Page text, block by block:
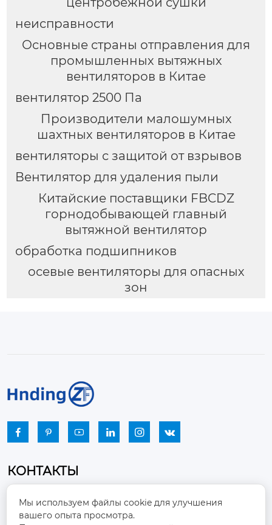
неисправности
Основные страны отправления для
промышленных вытяжных
вентиляторов в Китае
вентилятор 2500 Па
Производители малошумных
шахтных вентиляторов в Китае
вентиляторы с защитой от взрывов
Вентилятор для удаления пыли
Китайские поставщики FBCDZ
горнодобывающей главный
вытяжной вентилятор
обработка подшипников
осевые вентиляторы для опасных
зон
     
КОНТАКТЫ

Промышленный парк, город Наньцзяо,
район Чжоуцунь, город Цзыбо, провинция
Шаньдун
Мы используем файлы cookie для улучшения
вашего опыта просмотра.